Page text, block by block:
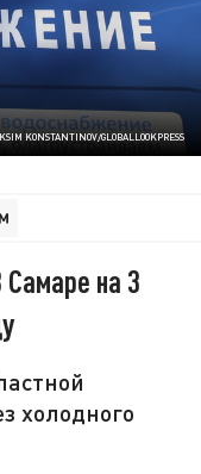
KONSTANTINOV/GLOBALLOOKPRESS
Самаре на 3
холодного